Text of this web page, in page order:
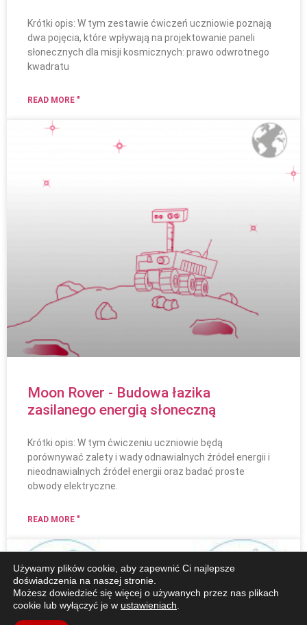
Krótki opis: W tym zestawie ćwiczeń uczniowie poznają
dwa pojęcia, które wpływają na projektowanie paneli
słonecznych dla misji kosmicznych: prawo odwrotnego
kwadratu
READ MORE "
Moon Rover - Budowa łazika
zasilanego energią słoneczną
Krótki opis: W tym ćwiczeniu uczniowie będą
porównywać zalety i wady odnawialnych źródeł energii i
nieodnawialnych źródeł energii oraz badać proste
obwody elektryczne.
READ MORE "
Używamy plików cookie, aby zapewnić Ci najlepsze
doświadczenia na naszej stronie.
Możesz dowiedzieć się więcej o używanych przez nas plikach
cookie lub wyłączyć je w ustawieniach